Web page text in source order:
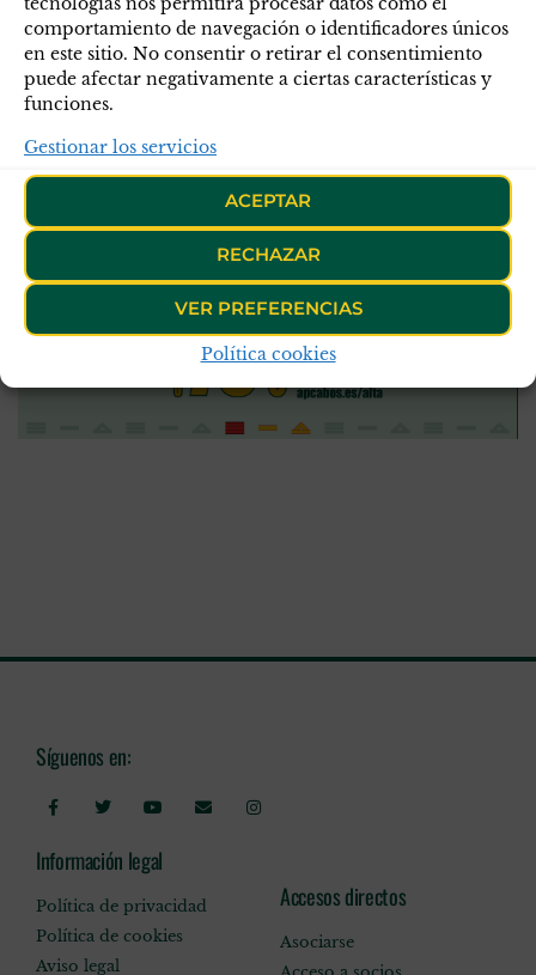
comportamiento de navegación o identificadores únicos
en este sitio. No consentir o retirar el consentimiento
puede afectar negativamente a ciertas características y
funciones.
Gestionar los servicios
ACEPTAR
RECHAZAR
VER PREFERENCIAS
Política cookies
Síguenos en:
Información legal
Política de privacidad
Política de cookies
Aviso legal
Accesos directos
Asociarse